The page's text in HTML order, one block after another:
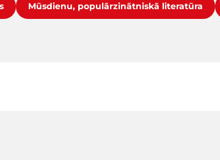
Mūsdienu, populārzinātniskā literatūra